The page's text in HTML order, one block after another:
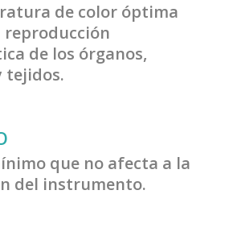
de color óptima
reproducción
de los órganos,
tejidos.
que no afecta a la
del instrumento.